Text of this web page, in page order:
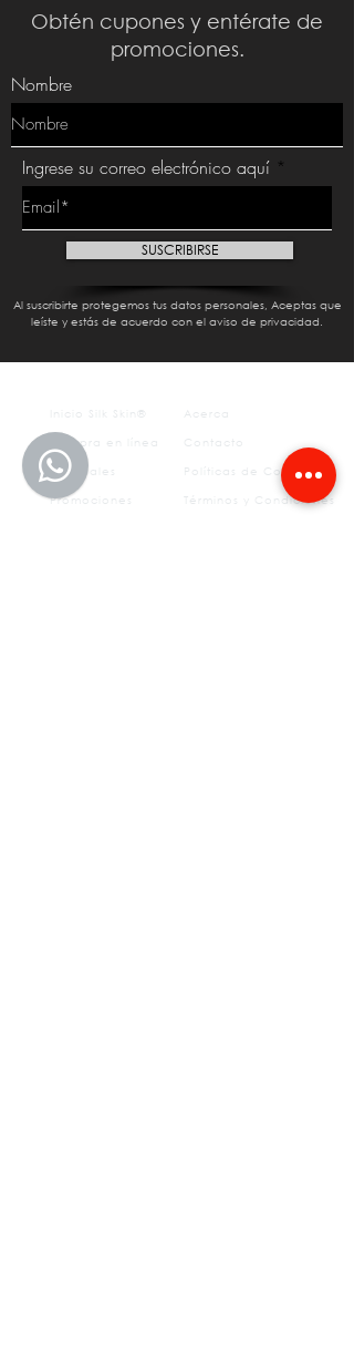
Obtén cupones y entérate de
promociones.
Nombre
Ingrese su correo electrónico aquí
SUSCRIBIRSE
Al suscribirte protegemos tus datos personales, Aceptas que
leíste y estás de acuerdo con el aviso de privacidad.
Inicio Silk Skin®
Compra en línea
Sucursales
Promociones
Acerca
Contacto
Políticas de Compra
Términos y Condiciones